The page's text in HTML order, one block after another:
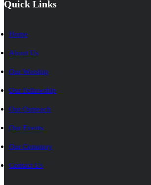
Quick Links
Home
About Us
Our Worship
Our Fellowship
Our Outreach
Our Events
Our Cemetery
Contact Us